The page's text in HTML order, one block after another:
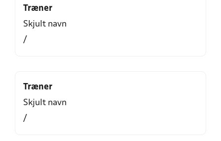
Træner
Skjult navn
/
Træner
Skjult navn
/